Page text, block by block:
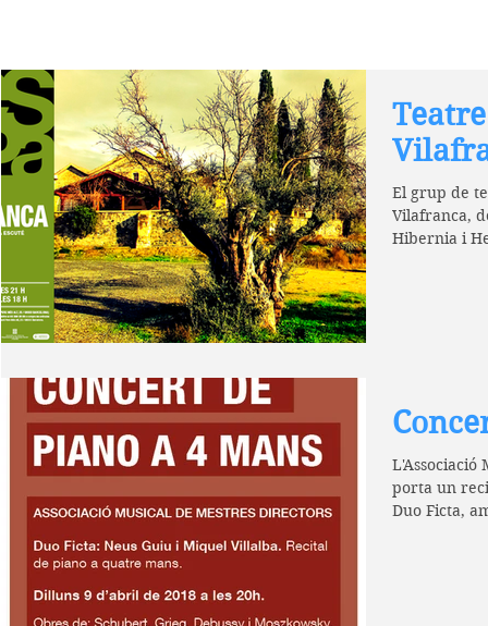
El grup de
Vilafranca,
Hibernia i
L'Associació
porta un
Duo Ficta,